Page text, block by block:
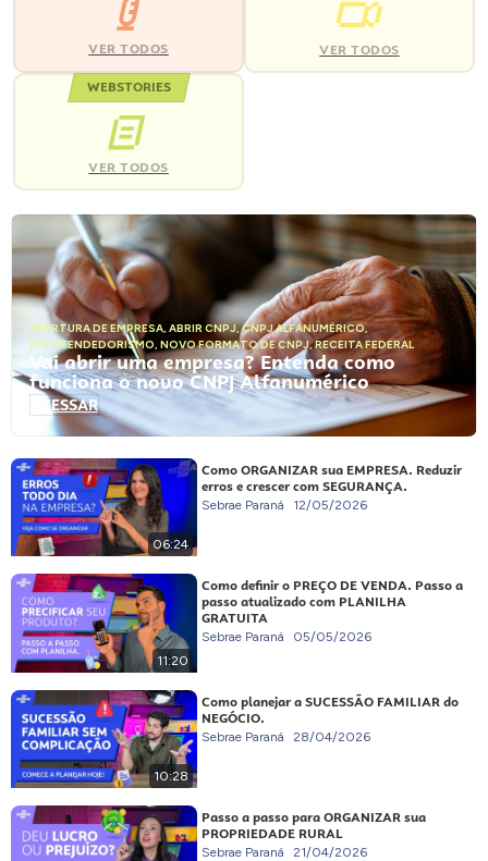
VER TODOS VER TODOS
WEBSTORIES
VER TODOS
ABERTURA DE EMPRESA, ABRIR CNPJ,CNPJ ALFANUMÉRICO,
EMPREENDEDORISMO, NOVO FORMATO DE CNPJ,RECEITA FEDERAL
Vai abrir uma empresa? Entenda como
funciona o novo CNPJ Alfanumérico
ACESSAR
06:24
Como ORGANIZAR sua EMPRESA. Reduzir
erros e crescer com SEGURANÇA.
Sebrae Paraná 12/05/2026
11:20
Como definir o PREÇO DE VENDA. Passo a
passo atualizado com PLANILHA
GRATUITA
Sebrae Paraná 05/05/2026
10:28
Como planejar a SUCESSÃO FAMILIAR do
NEGÓCIO.
Sebrae Paraná 28/04/2026
Passo a passo para ORGANIZAR sua
PROPRIEDADE RURAL
Sebrae Paraná 21/04/2026